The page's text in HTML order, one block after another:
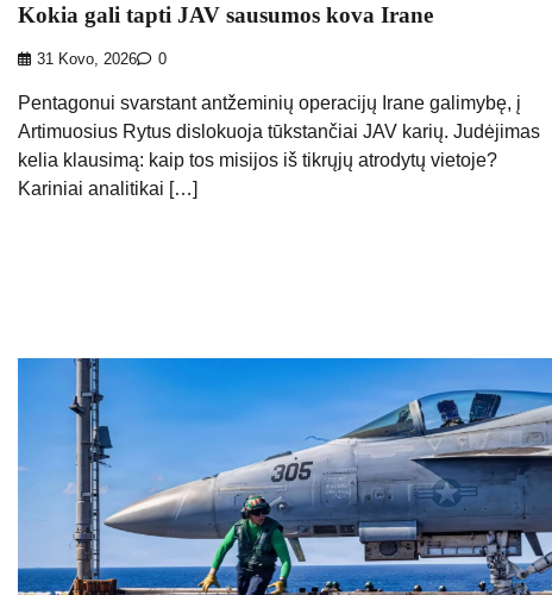
Kokia gali tapti JAV sausumos kova Irane
31 Kovo, 2026 0
Pentagonui svarstant antžeminių operacijų Irane galimybę, į
Artimuosius Rytus dislokuoja tūkstančiai JAV karių. Judėjimas
kelia klausimą: kaip tos misijos iš tikrųjų atrodytų vietoje?
Kariniai analitikai […]